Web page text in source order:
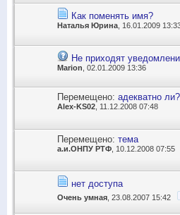
Как поменять имя?
Наталья Юрина , 16.01.2009
Не приходят
Marion , 02.01.2009 13:36
Перемещено: адекватно
Alex-KS02 , 11.12.2008 07:48
Перемещено: тема
а.и.ОНПУ РТФ , 10.12.2008 07:55
нет доступа
Очень умная , 23.08.2007 15:42